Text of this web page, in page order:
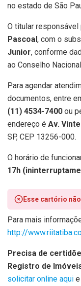
no estado de São
O titular
Pascoal, com o
Junior, conforme
ao Conselho
Para agendar
documentos, entre
(11) 4534-7400 ou
endereço é Av.
SP, CEP 13256-000.
O horário de
17h
Esse cartório
Para mais
http://
Precisa de
Registro de
solicitar online aqui